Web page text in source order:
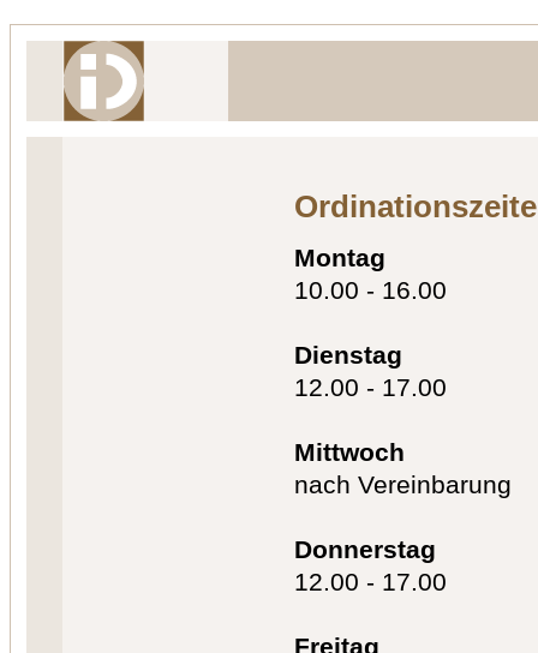
Montag
10.00 - 16.00
Dienstag
12.00 - 17.00
Mittwoch
nach Vereinbarung
Donnerstag
12.00 - 17.00
Freitag